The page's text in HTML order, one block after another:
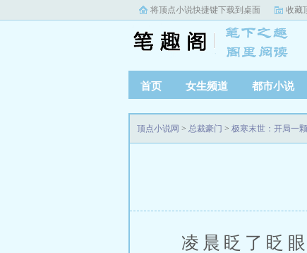
将顶点小说快捷键下载到桌面 收藏
首页 女生频道 都市小说
顶点小说网 > 总裁豪门 > 极寒末世：开局一
凌晨眨了眨眼